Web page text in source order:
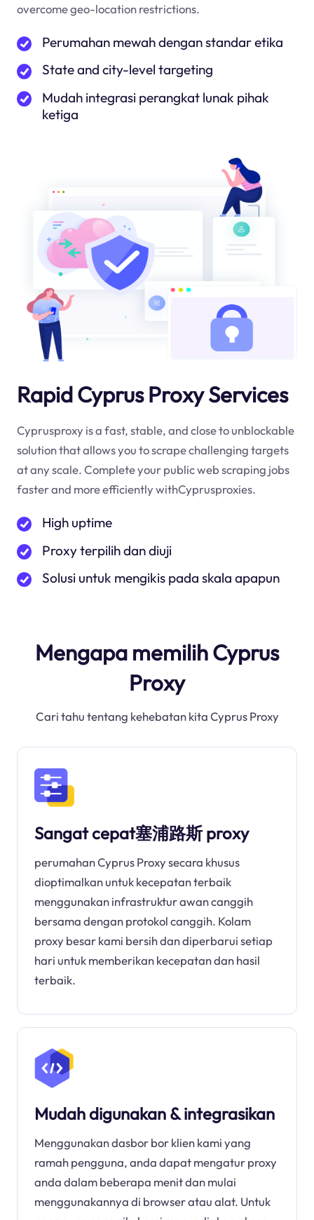
overcome geo-location restrictions.
Perumahan mewah dengan standar etika
State and city-level targeting
Mudah integrasi perangkat lunak pihak
ketiga
Rapid Cyprus Proxy Services
Cyprusproxy is a fast, stable, and close to unblockable
solution that allows you to scrape challenging targets
at any scale. Complete your public web scraping jobs
faster and more efficiently withCyprusproxies.
High uptime
Proxy terpilih dan diuji
Solusi untuk mengikis pada skala apapun
Mengapa memilih Cyprus
Proxy
Cari tahu tentang kehebatan kita Cyprus Proxy
Sangat cepat塞浦路斯 proxy
perumahan Cyprus Proxy secara khusus
dioptimalkan untuk kecepatan terbaik
menggunakan infrastruktur awan canggih
bersama dengan protokol canggih. Kolam
proxy besar kami bersih dan diperbarui setiap
hari untuk memberikan kecepatan dan hasil
terbaik.
Mudah digunakan & integrasikan
Menggunakan dasbor bor klien kami yang
ramah pengguna, anda dapat mengatur proxy
anda dalam beberapa menit dan mulai
menggunakannya di browser atau alat. Untuk